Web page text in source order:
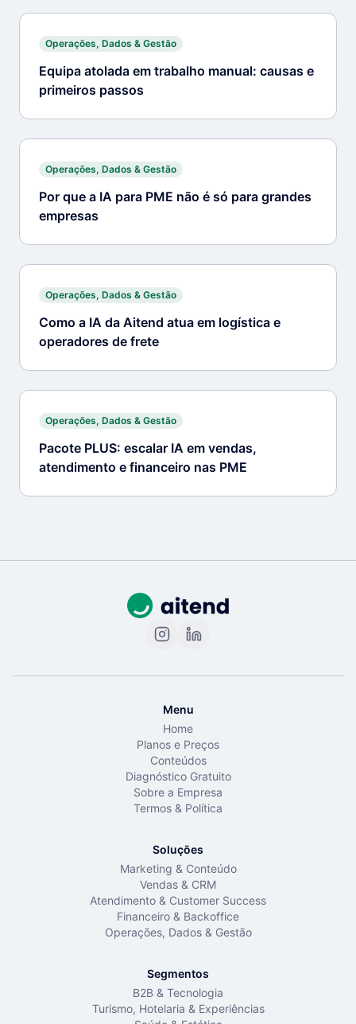
Operações, Dados & Gestão
Equipa atolada em trabalho manual: causas e
primeiros passos
Operações, Dados & Gestão
Por que a IA para PME não é só para grandes
empresas
Operações, Dados & Gestão
Como a IA da Aitend atua em logística e
operadores de frete
Operações, Dados & Gestão
Pacote PLUS: escalar IA em vendas,
atendimento e financeiro nas PME
Menu
Home
Planos e Preços
Conteúdos
Diagnóstico Gratuito
Sobre a Empresa
Termos & Política
Soluções
Marketing & Conteúdo
Vendas & CRM
Atendimento & Customer Success
Financeiro & Backoffice
Operações, Dados & Gestão
Segmentos
B2B & Tecnologia
Turismo, Hotelaria & Experiências